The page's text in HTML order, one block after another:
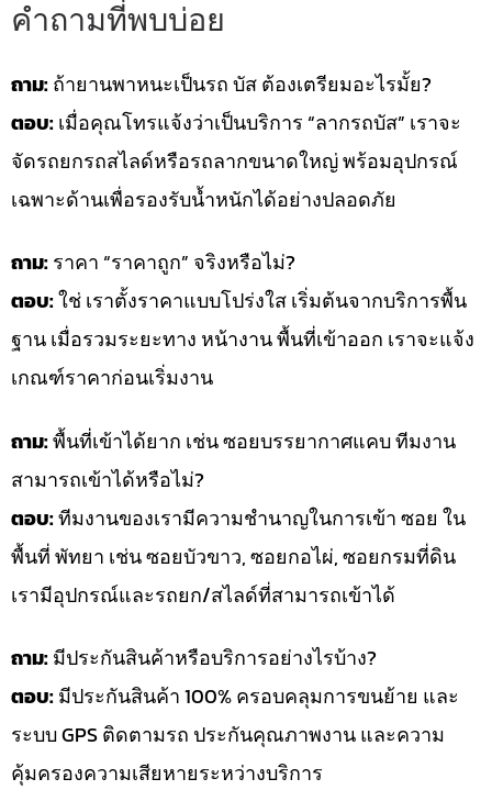
คำถามที่พบบ่อย
ถาม:ถ้ายานพาหนะเป็นรถ บัส ต้องเตรียมอะไรมั้ย?
ตอบ:เมื่อคุณโทรแจ้งว่าเป็นบริการ “ลากรถบัส” เราจะ
จัดรถยกรถสไลด์หรือรถลากขนาดใหญ่ พร้อมอุปกรณ์
เฉพาะด้านเพื่อรองรับน้ำหนักได้อย่างปลอดภัย
ถาม:ราคา “ราคาถูก” จริงหรือไม่?
ตอบ:ใช่ เราตั้งราคาแบบโปร่งใส เริ่มต้นจากบริการพื้น
ฐาน เมื่อรวมระยะทาง หน้างาน พื้นที่เข้าออก เราจะแจ้ง
เกณฑ์ราคาก่อนเริ่มงาน
ถาม:พื้นที่เข้าได้ยาก เช่น ซอยบรรยากาศแคบ ทีมงาน
สามารถเข้าได้หรือไม่?
ตอบ:ทีมงานของเรามีความชำนาญในการเข้า ซอย ใน
พื้นที่ พัทยา เช่น ซอยบัวขาว, ซอยกอไผ่, ซอยกรมที่ดิน
เรามีอุปกรณ์และรถยก/สไลด์ที่สามารถเข้าได้
ถาม:มีประกันสินค้าหรือบริการอย่างไรบ้าง?
ตอบ:มีประกันสินค้า 100% ครอบคลุมการขนย้าย และ
ระบบ GPS ติดตามรถ ประกันคุณภาพงาน และความ
คุ้มครองความเสียหายระหว่างบริการ